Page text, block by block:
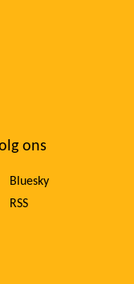
ons
Bluesky
RSS